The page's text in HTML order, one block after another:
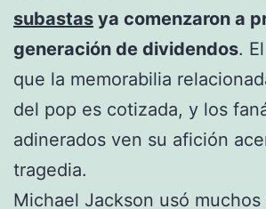
subastas ya comenzaron a
generación de dividendos.
que la memorabilia
del pop es cotizada, y los
adinerados ven su afición
tragedia.
Michael Jackson usó